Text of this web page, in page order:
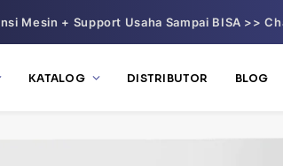
Mesin + Support Usaha Sampai BISA >>
KATALOG DISTRIBUTOR BLOG